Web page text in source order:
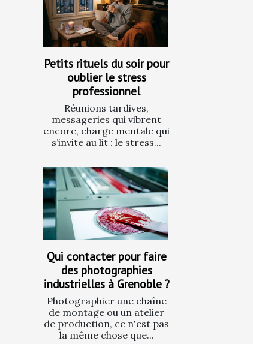
Petits rituels du soir pour
oublier le stress
professionnel
Réunions tardives,
messageries qui vibrent
encore, charge mentale qui
s’invite au lit : le stress...
Qui contacter pour faire
des photographies
industrielles à Grenoble ?
Photographier une chaîne
de montage ou un atelier
de production, ce n'est pas
la même chose que...